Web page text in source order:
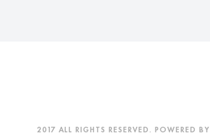
2017 ALL RIGHTS RESERVED. POWERED BY